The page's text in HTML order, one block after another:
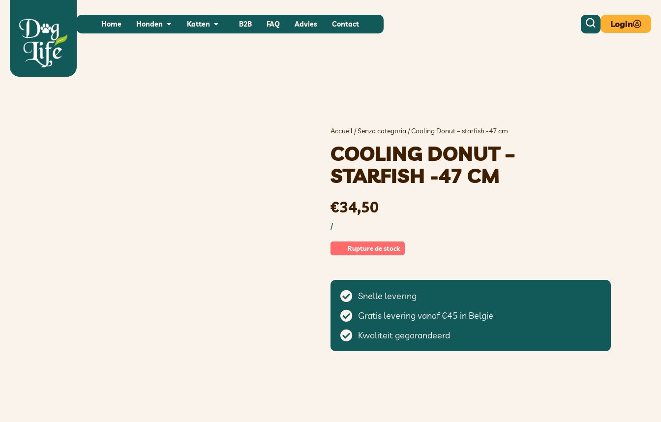
Home Honden Katten B2B FAQ Advies Contact Login
Accueil /Senza categoria / Cooling Donut – starfish -47 cm
COOLING DONUT –
STARFISH -47 CM
€34,50
/
Rupture de stock
Snelle levering
Gratis levering vanaf €45 in België
Kwaliteit gegarandeerd